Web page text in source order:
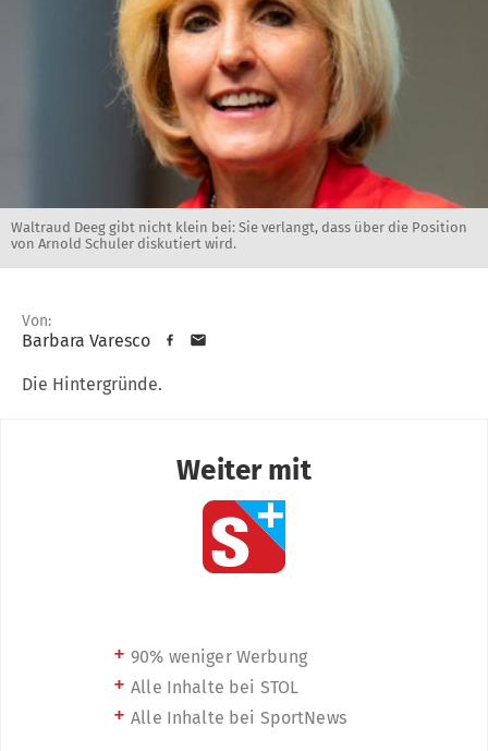
Waltraud Deeg gibt nicht klein bei: Sie verlangt, dass über die Position
von Arnold Schuler diskutiert wird.
Von:
Barbara Varesco
Die Hintergründe.